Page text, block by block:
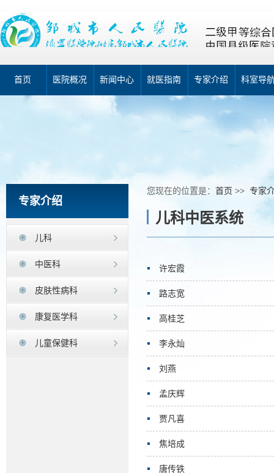
首页 医院概况 新闻中心 就医指南 专家介绍 科室导
专家介绍
儿科
中医科
皮肤性病科
康复医学科
儿童保健科
您现在的位置是： 首页 >> 专家
儿科中医系统
许宏霞
路志宽
高桂芝
李永灿
刘燕
孟庆辉
贾凡喜
焦培成
唐传铁